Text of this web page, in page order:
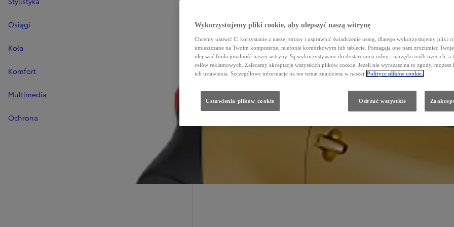
Osiągi
Koła
Komfort
Multimedia
Ochrona
Wykorzystujemy pliki cookie, aby ulepszyć naszą witrynę
Chcemy ułatwić Ci korzystanie z naszej strony i usprawnić świadczenie usług, dlatego wykorzystujemy pliki
umieszczane na Twoim komputerze, telefonie komórkowym lub tablecie. Pomagają one nam zrozumieć
ulepszać funkcjonalność naszej witryny. Są wykorzystywane do dostarczania usług i narzędzi osób trzecich, a
celów reklamowych. Zalecamy akceptację wszystkich plików cookie. Jeżeli nie wyrażasz na to zgody, możesz
ich ustawienia. Szczegółowe informacje na ten temat znajdziesz w naszej Polityce plików cookie.
Odrzuć wszystkie
Ustawienia plików cookie